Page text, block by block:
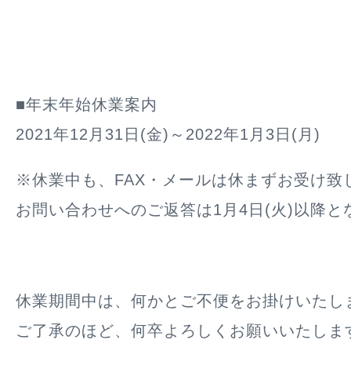
■年末年始休業案内
2021年12月31日(金)～2022年1月3日(月)
※休業中も、FAX・メールは休まずお受け致
お問い合わせへのご返答は1月4日(火)以降と
休業期間中は、何かとご不便をお掛けいたし
ご了承のほど、何卒よろしくお願いいたしま